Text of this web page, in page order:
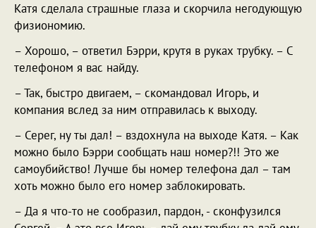
Катя сделала страшные глаза и скорчила негодующую
физиономию.
– Хорошо, – ответил Бэрри, крутя в руках трубку. – С
телефоном я вас найду.
– Так, быстро двигаем, – скомандовал Игорь, и
компания вслед за ним отправилась к выходу.
– Серег, ну ты дал! – вздохнула на выходе Катя. – Как
можно было Бэрри сообщать наш номер?!! Это же
самоубийство! Лучше бы номер телефона дал – там
хоть можно было его номер заблокировать.
– Да я что-то не сообразил, пардон, - сконфузился